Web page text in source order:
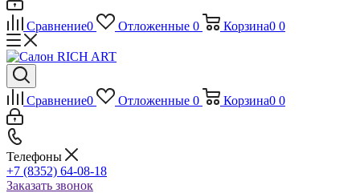
Сравнение0 Отложенные 0 Корзина0 0
Сравнение0 Отложенные 0 Корзина0 0
Телефоны
+7 (8352) 64-08-18
Заказать звонок